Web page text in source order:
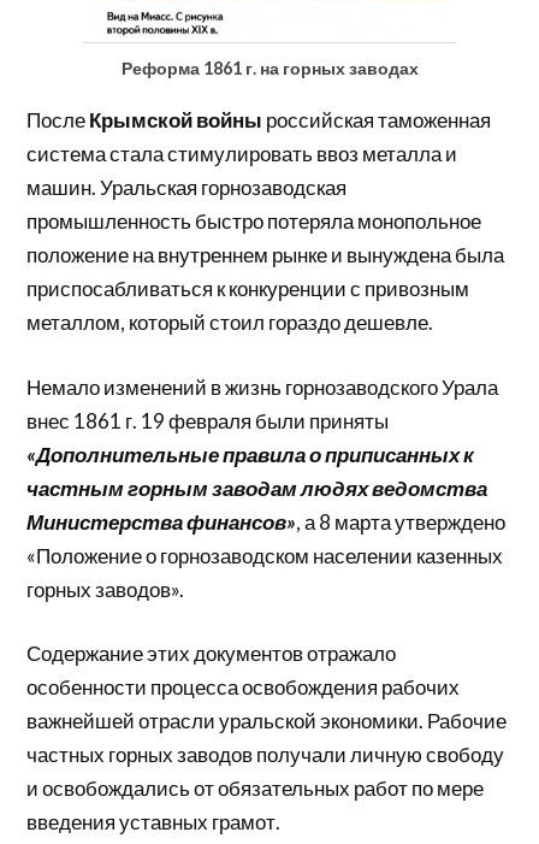
Реформа 1861 г. на горных заводах
ПослеКрымской войны российская таможенная
система стала стимулировать ввоз металла и
машин. Уральская горнозаводская
промышленность быстро потеряла монопольное
положение на внутреннем рынке и вынуждена была
приспосабливаться к конкуренции с привозным
металлом, который стоил гораздо дешевле.
Немало изменений в жизнь горнозаводского Урала
внес 1861 г. 19 февраля были приняты
«Дополнительные правила о приписанных к
частным горным заводам людях ведомства
Министерства финансов», а 8 марта утверждено
«Положение о горнозаводском населении казенных
горных заводов».
Содержание этих документов отражало
особенности процесса освобождения рабочих
важнейшей отрасли уральской экономики. Рабочие
частных горных заводов получали личную свободу
и освобождались от обязательных работ по мере
введения уставных грамот.